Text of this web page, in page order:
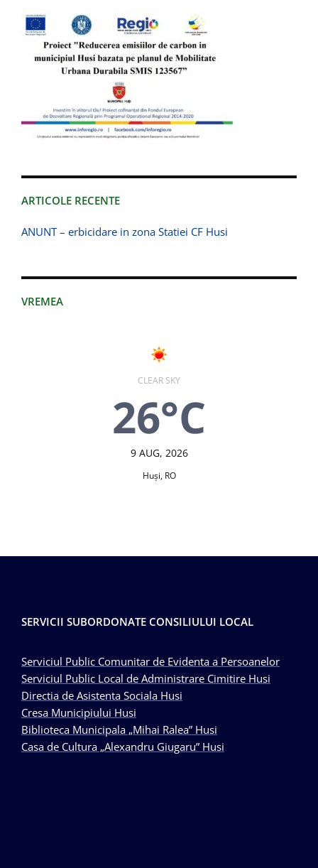
ARTICOLE RECENTE
ANUNT – erbicidare in zona Statiei CF Husi
VREMEA
CLEAR SKY
26°C
9 AUG, 2026
Huşi, RO
SERVICII SUBORDONATE CONSILIULUI LOCAL
Serviciul Public Comunitar de Evidenta a Persoanelor
Serviciul Public Local de Administrare Cimitire Husi
Directia de Asistenta Sociala Husi
Cresa Municipiului Husi
Biblioteca Municipala „Mihai Ralea” Husi
Casa de Cultura „Alexandru Giugaru” Husi